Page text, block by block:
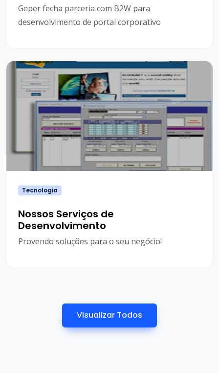
Geper fecha parceria com B2W para
desenvolvimento de portal corporativo
Tecnologia
Nossos Serviços de
Desenvolvimento
Provendo soluções para o seu negócio!
Visualizar Todos